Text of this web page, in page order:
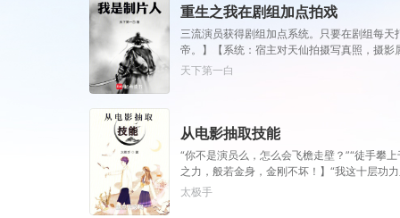
重生之我在剧组加点拍戏
三流演员获得剧组加点系统。只要在剧组每
帝。】【系统：宿主对天仙拍摄写真照，摄
宿主打开隐藏属性魅力，获得魅力+1，华语
天下第一白
从电影抽取技能
“你不是演员么，怎么会飞檐走壁？”“徒手攀
之力，般若金身，金刚不坏！】“我这十层功
太极手